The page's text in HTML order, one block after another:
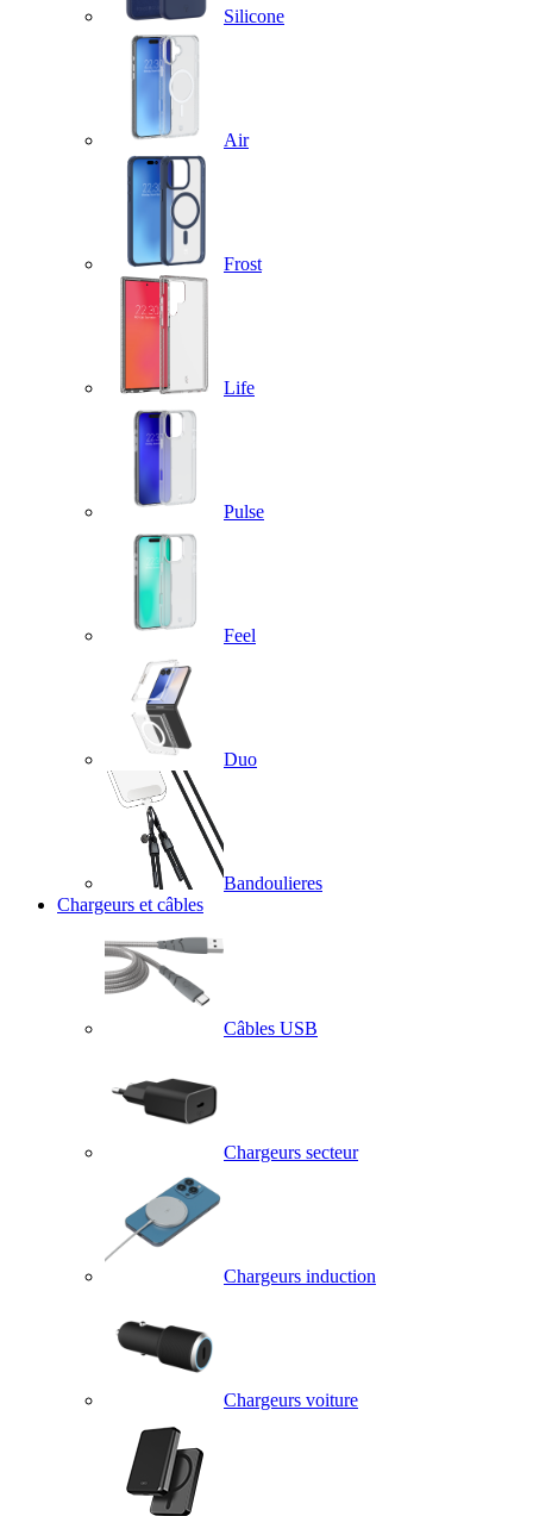
Silicone
Air
Frost
Life
Pulse
Feel
Duo
Bandoulieres
Chargeurs et câbles
Câbles USB
Chargeurs secteur
Chargeurs induction
Chargeurs voiture